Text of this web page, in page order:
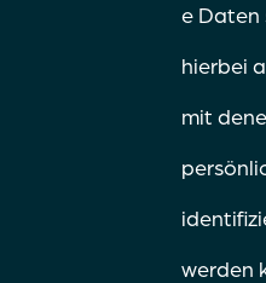
e Daten
hierbei
mit
werden